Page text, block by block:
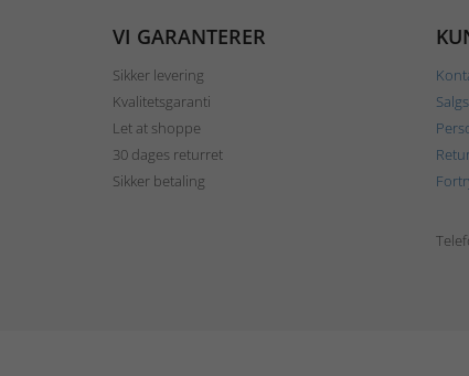
VI GARANTERER
Sikker levering
Kvalitetsgaranti
Let at shoppe
30 dages returret
Sikker betaling